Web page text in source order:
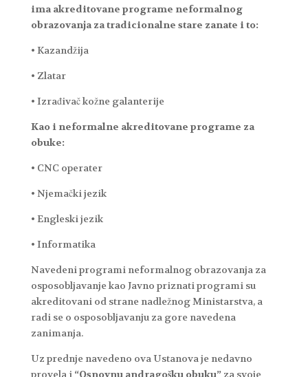
ima akreditovane programe neformalnog
obrazovanja za tradicionalne stare zanate i to:
• Kazandžija
• Zlatar
• Izrađivač kožne galanterije
Kao i neformalne akreditovane programe za
obuke:
• CNC operater
• Njemački jezik
• Engleski jezik
• Informatika
Navedeni programi neformalnog obrazovanja za
osposobljavanje kao Javno priznati programi su
akreditovani od strane nadležnog Ministarstva, a
radi se o osposobljavanju za gore navedena
zanimanja.
Uz prednje navedeno ova Ustanova je nedavno
provela i “Osnovnu andragošku obuku”za svoje